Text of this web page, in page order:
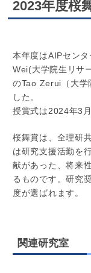
2023年度桜
本年度はAIPセン
Wei(大学院生リサ
のTao Zerui（大学
した。
授賞式は2024年3
桜舞賞は、全理研
は研究支援活勤を
献があった、将来
るものです。研究
度が選ばれます。
関連研究室